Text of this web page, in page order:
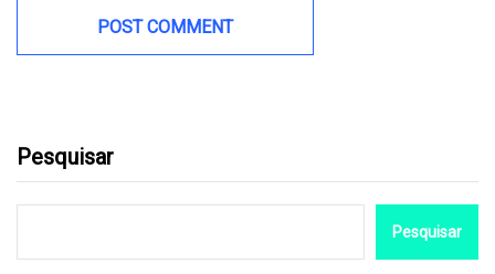
Pesquisar
Pesquisar